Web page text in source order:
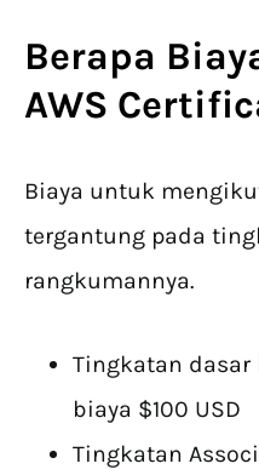
Berapa
AWS
Biaya untuk
tergantung pada
rangkumannya.
Tingkatan dasar
biaya $100 USD
Tingkatan